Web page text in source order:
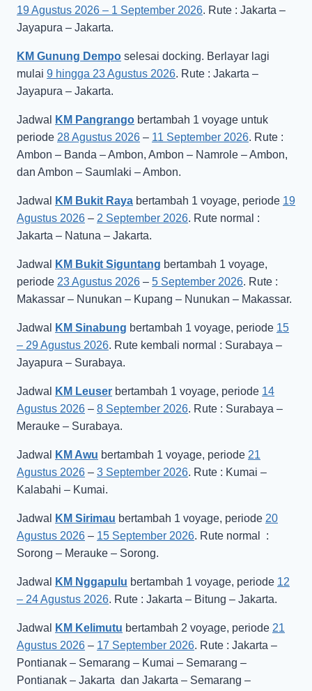
19 Agustus 2026 – 1 September 2026. Rute : Jakarta –
Jayapura – Jakarta.
KM Gunung Dempo selesai docking. Berlayar lagi
mulai 9 hingga 23 Agustus 2026. Rute : Jakarta –
Jayapura – Jakarta.
Jadwal KM Pangrango bertambah 1 voyage untuk
periode 28 Agustus 2026 – 11 September 2026. Rute :
Ambon – Banda – Ambon, Ambon – Namrole – Ambon,
dan Ambon – Saumlaki – Ambon.
Jadwal KM Bukit Raya bertambah 1 voyage, periode 19
Agustus 2026 – 2 September 2026. Rute normal :
Jakarta – Natuna – Jakarta.
Jadwal KM Bukit Siguntang bertambah 1 voyage,
periode 23 Agustus 2026 – 5 September 2026. Rute :
Makassar – Nunukan – Kupang – Nunukan – Makassar.
Jadwal KM Sinabung bertambah 1 voyage, periode 15
– 29 Agustus 2026. Rute kembali normal : Surabaya –
Jayapura – Surabaya.
Jadwal KM Leuser bertambah 1 voyage, periode 14
Agustus 2026 – 8 September 2026. Rute : Surabaya –
Merauke – Surabaya.
Jadwal KM Awu bertambah 1 voyage, periode 21
Agustus 2026 – 3 September 2026. Rute : Kumai –
Kalabahi – Kumai.
Jadwal KM Sirimau bertambah 1 voyage, periode 20
Agustus 2026 – 15 September 2026. Rute normal :
Sorong – Merauke – Sorong.
Jadwal KM Nggapulu bertambah 1 voyage, periode 12
– 24 Agustus 2026. Rute : Jakarta – Bitung – Jakarta.
Jadwal KM Kelimutu bertambah 2 voyage, periode 21
Agustus 2026 – 17 September 2026. Rute : Jakarta –
Pontianak – Semarang – Kumai – Semarang –
Pontianak – Jakarta dan Jakarta – Semarang –